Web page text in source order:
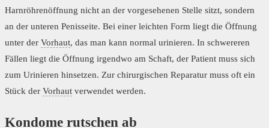
Harnröhrenöffnung nicht an der vorgesehenen Stelle sitzt, sondern
an der unteren Penisseite. Bei einer leichten Form liegt die Öffnung
unter der Vorhaut, das man kann normal urinieren. In schwereren
Fällen liegt die Öffnung irgendwo am Schaft, der Patient muss sich
zum Urinieren hinsetzen. Zur chirurgischen Reparatur muss oft ein
Stück der Vorhaut verwendet werden.
Kondome rutschen ab